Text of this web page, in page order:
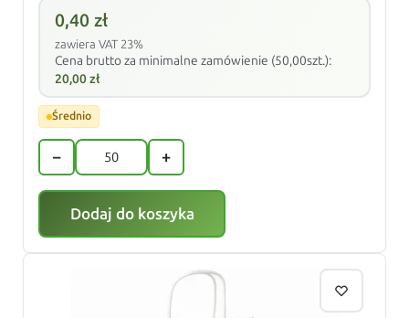
0,40zł
zawiera VAT 23%
Cena brutto za minimalne zamówienie (50,00szt.):
20,00zł
Średnio
− +
Dodaj do koszyka